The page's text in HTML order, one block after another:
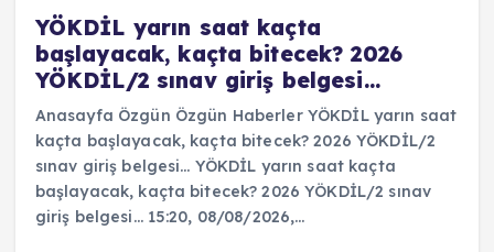
YÖKDİL yarın saat kaçta
başlayacak, kaçta bitecek? 2026
YÖKDİL/2 sınav giriş belgesi…
Anasayfa Özgün Özgün Haberler YÖKDİL yarın saat
kaçta başlayacak, kaçta bitecek? 2026 YÖKDİL/2
sınav giriş belgesi… YÖKDİL yarın saat kaçta
başlayacak, kaçta bitecek? 2026 YÖKDİL/2 sınav
giriş belgesi… 15:20, 08/08/2026,…